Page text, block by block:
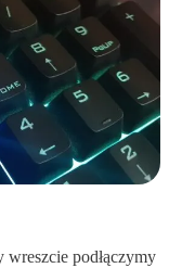
podłączymy